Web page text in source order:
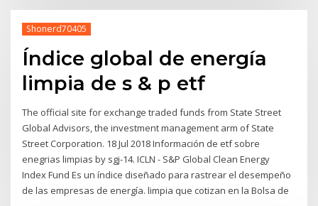
Shonerd70405
Índice global de energía
limpia de s & p etf
The official site for exchange traded funds from State Street
Global Advisors, the investment management arm of State
Street Corporation. 18 Jul 2018 Información de etf sobre
enegrias limpias by sgj-14. ICLN - S&P Global Clean Energy
Index Fund Es un índice diseñado para rastrear el desempeño
de las empresas de energía. limpia que cotizan en la Bolsa de